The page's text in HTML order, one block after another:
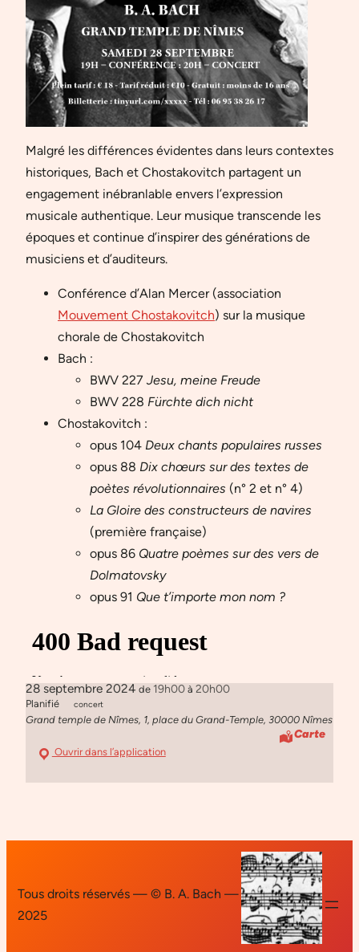
Malgré les différences évidentes dans leurs contextes
historiques, Bach et Chostakovitch partagent un
engagement inébranlable envers l’expression
musicale authentique. Leur musique transcende les
époques et continue d’inspirer des générations de
musiciens et d’auditeurs.
Conférence d’Alan Mercer (association
Mouvement Chostakovitch) sur la musique
chorale de Chostakovitch
Bach :
BWV 227 Jesu, meine Freude
BWV 228 Fürchte dich nicht
Chostakovitch :
opus 104 Deux chants populaires russes
opus 88 Dix chœurs sur des textes de
poètes révolutionnaires (n° 2 et n° 4)
La Gloire des constructeurs de navires
(première française)
opus 86 Quatre poèmes sur des vers de
Dolmatovsky
opus 91 Que t’importe mon nom ?
28 septembre 2024 de 19h00 à 20h00
Planifié concert
Grand temple de Nîmes, 1, place du Grand-Temple, 30000 Nîmes
Carte
Ouvrir dans l’application
Tous droits réservés — © B. A. Bach —
2025